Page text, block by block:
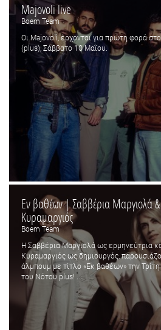
Majovoli live
Boem Team
Οι Majovoli, έρχονται για πρώτη φορά
(plus), Σάββατο 10 Μαΐου.
Εν βαθέων | Σαββέρια Μαργιολά &
Κυραμαργιός
Boem Team
Η Σαββέρια Μαργιολά ως ερμηνεύτρια
Κυραμαργιός ως δημιουργός,
άλμπουμ με τίτλο «Εκ βαθέων» την
του Νότου plus! ...